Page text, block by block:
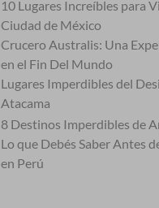
10 Lugares Increíbles para
Ciudad de México
Crucero Australis: Una
en el Fin Del Mundo
Lugares Imperdibles del
Atacama
8 Destinos Imperdibles de
Lo que Debés Saber Antes
en Perú